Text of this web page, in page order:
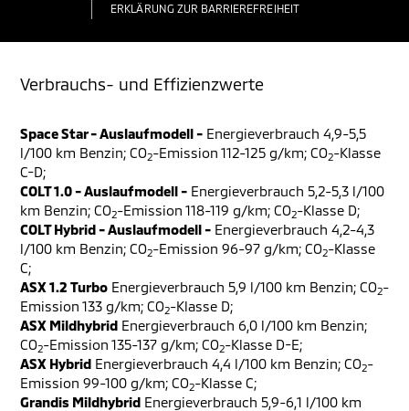
ERKLÄRUNG ZUR BARRIEREFREIHEIT
Verbrauchs- und Effizienzwerte
Space Star - Auslaufmodell - Energieverbrauch 4,9-5,5
l/100 km Benzin; CO2-Emission 112-125 g/km; CO2-Klasse
C-D;
COLT 1.0 - Auslaufmodell - Energieverbrauch 5,2-5,3 l/100
km Benzin; CO2-Emission 118-119 g/km; CO2-Klasse D;
COLT Hybrid - Auslaufmodell - Energieverbrauch 4,2-4,3
l/100 km Benzin; CO2-Emission 96-97 g/km; CO2-Klasse
C;
ASX 1.2 Turbo Energieverbrauch 5,9 l/100 km Benzin; CO2-
Emission 133 g/km; CO2-Klasse D;
ASX Mildhybrid Energieverbrauch 6,0 l/100 km Benzin;
CO2-Emission 135-137 g/km; CO2-Klasse D-E;
ASX Hybrid Energieverbrauch 4,4 l/100 km Benzin; CO2-
Emission 99-100 g/km; CO2-Klasse C;
Grandis Mildhybrid Energieverbrauch 5,9-6,1 l/100 km